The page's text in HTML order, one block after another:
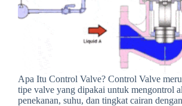
Apa Itu Control Valve? Control Valve
tipe valve yang dipakai untuk mengontrol
penekanan, suhu, dan tingkat cairan dengan